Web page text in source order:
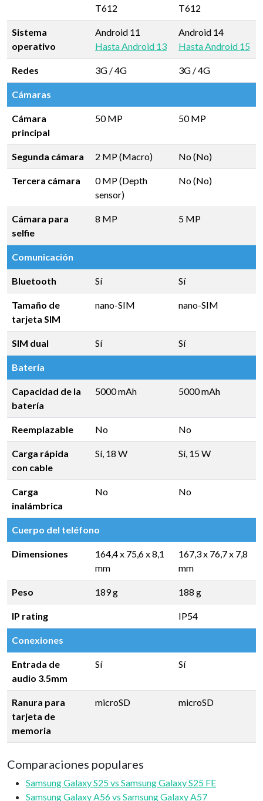
T612
T612
Sistema
operativo
Android 11
Hasta Android 13
Android 14
Hasta Android 15
Redes 3G / 4G 3G / 4G
Cámaras
Cámara
principal
50 MP 50 MP
Segunda cámara 2 MP (Macro) No (No)
Tercera cámara
0 MP (Depth
sensor)
No (No)
Cámara para
selfie
8 MP 5 MP
Comunicación
Bluetooth Sí Sí
Tamaño de
tarjeta SIM
nano-SIM nano-SIM
SIM dual Sí Sí
Batería
Capacidad de la
batería
5000 mAh 5000 mAh
Reemplazable No No
Carga rápida
con cable
Sí, 18 W Sí, 15 W
Carga
inalámbrica
No No
Cuerpo del teléfono
Dimensiones
164,4 x 75,6 x 8,1
mm
167,3 x 76,7 x 7,8
mm
Peso 189 g 188 g
IP rating IP54
Conexiones
Entrada de
audio 3.5mm
Sí Sí
Ranura para
tarjeta de
memoria
microSD microSD
Comparaciones populares
Samsung Galaxy S25 vs Samsung Galaxy S25 FE
Samsung Galaxy A56 vs Samsung Galaxy A57